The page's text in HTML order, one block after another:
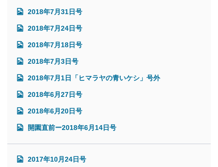
2018年7月31日号
2018年7月24日号
2018年7月18日号
2018年7月3日号
2018年7月1日「ヒマラヤの青いケシ」号外
2018年6月27日号
2018年6月20日号
開園直前ー2018年6月14日号
2017年10月24日号